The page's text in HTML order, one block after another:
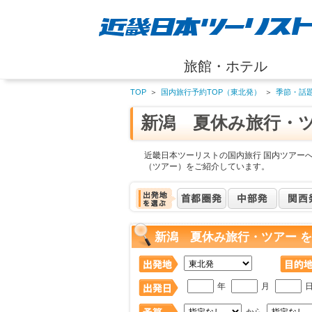
旅館・ホテル
TOP ＞ 国内旅行予約TOP（東北発） ＞ 季節・話
新潟 夏休み旅行・
近畿日本ツーリストの国内旅行 国内ツア
（ツアー）をご紹介しています。
新潟 夏休み旅行・ツアー
年 月